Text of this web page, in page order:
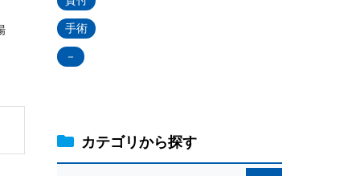
変額保険
ーケットリンク
手術
－
カテゴリから探す